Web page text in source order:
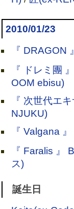
2010/01/23
『 DRAGON
『 ドレミ團
OOM ebisu)
『 次世代エ
NJUKU)
『 Valgana
『 Faralis 』
ス)
誕生日